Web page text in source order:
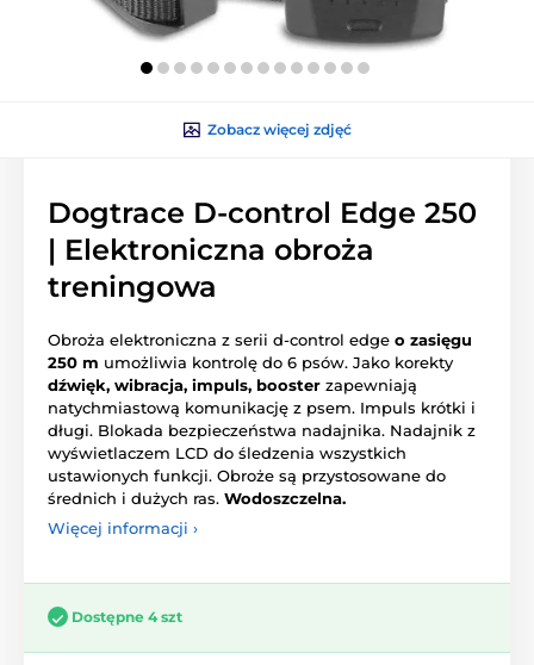
Zobacz więcej zdjęć
Dogtrace D-control Edge 250
| Elektroniczna obroża
treningowa
Obroża elektroniczna z serii d-control edge o zasięgu
250 m umożliwia kontrolę do 6 psów. Jako korekty
dźwięk, wibracja, impuls, booster zapewniają
natychmiastową komunikację z psem. Impuls krótki i
długi. Blokada bezpieczeństwa nadajnika. Nadajnik z
wyświetlaczem LCD do śledzenia wszystkich
ustawionych funkcji. Obroże są przystosowane do
średnich i dużych ras. Wodoszczelna.
Więcej informacji ›
Dostępne 4 szt